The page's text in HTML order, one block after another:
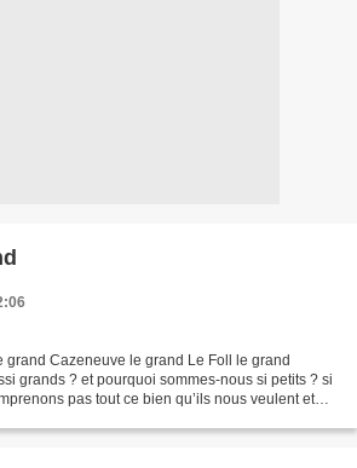
grand Cazeneuve le grand Le Foll le grand
grands ? et pourquoi sommes-nous si petits ? si
pas tout ce bien qu’ils nous veulent et